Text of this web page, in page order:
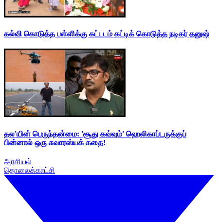
கல்வி கொடுத்த பள்ளிக்கு கட்டடம் கட்டிக் கொடுத்த நடிகர் தனுஷ்
தல'யின் பெருந்தன்மை: 'சூது கவ்வும்' ஹெலிகாப்டருக்குப்
பின்னால் ஒரு சுவாரஸ்யக் கதை!
அரசியல்
தொலைக்காட்சி